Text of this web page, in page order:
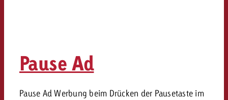
Pause Ad
Pause Ad Werbung beim Drücken der Pausetaste im